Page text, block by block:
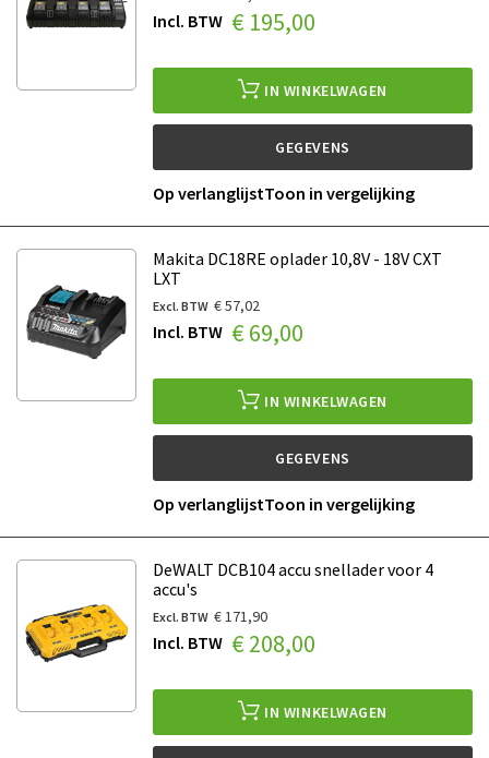
€ 195,00
IN WINKELWAGEN
GEGEVENS
Op verlanglijstToon in vergelijking
Makita DC18RE oplader 10,8V - 18V CXT
LXT
€ 57,02
€ 69,00
IN WINKELWAGEN
GEGEVENS
Op verlanglijstToon in vergelijking
DeWALT DCB104 accu snellader voor 4
accu's
€ 171,90
€ 208,00
IN WINKELWAGEN